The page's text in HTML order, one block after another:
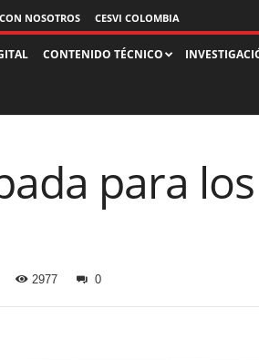
NOSOTROS CESVI COLOMBIA
CONTENIDO TÉCNICO
para
2977 0